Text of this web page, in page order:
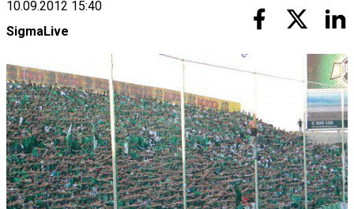
10.09.2012 15:40
SigmaLive